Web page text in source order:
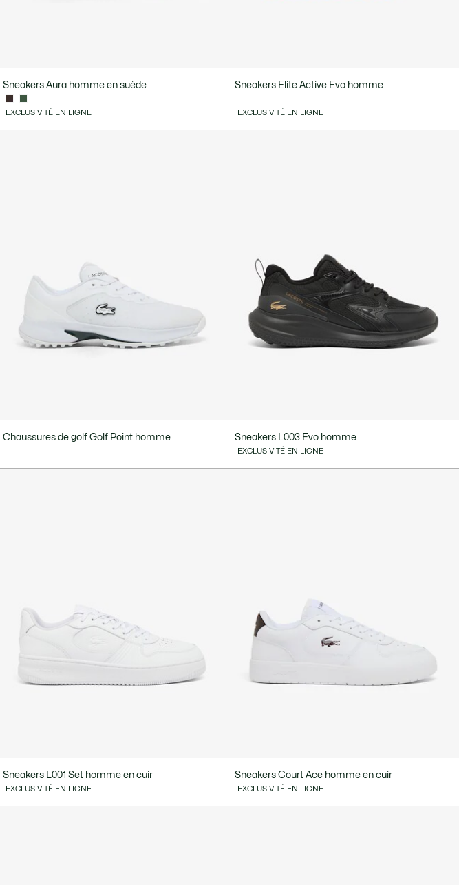
Sneakers Aura homme en suède
EXCLUSIVITÉ EN LIGNE
Sneakers Elite Active Evo homme
EXCLUSIVITÉ EN LIGNE
Chaussures de golf Golf Point homme Sneakers L003 Evo homme
EXCLUSIVITÉ EN LIGNE
Sneakers L001 Set homme en cuir
EXCLUSIVITÉ EN LIGNE
Sneakers Court Ace homme en cuir
EXCLUSIVITÉ EN LIGNE